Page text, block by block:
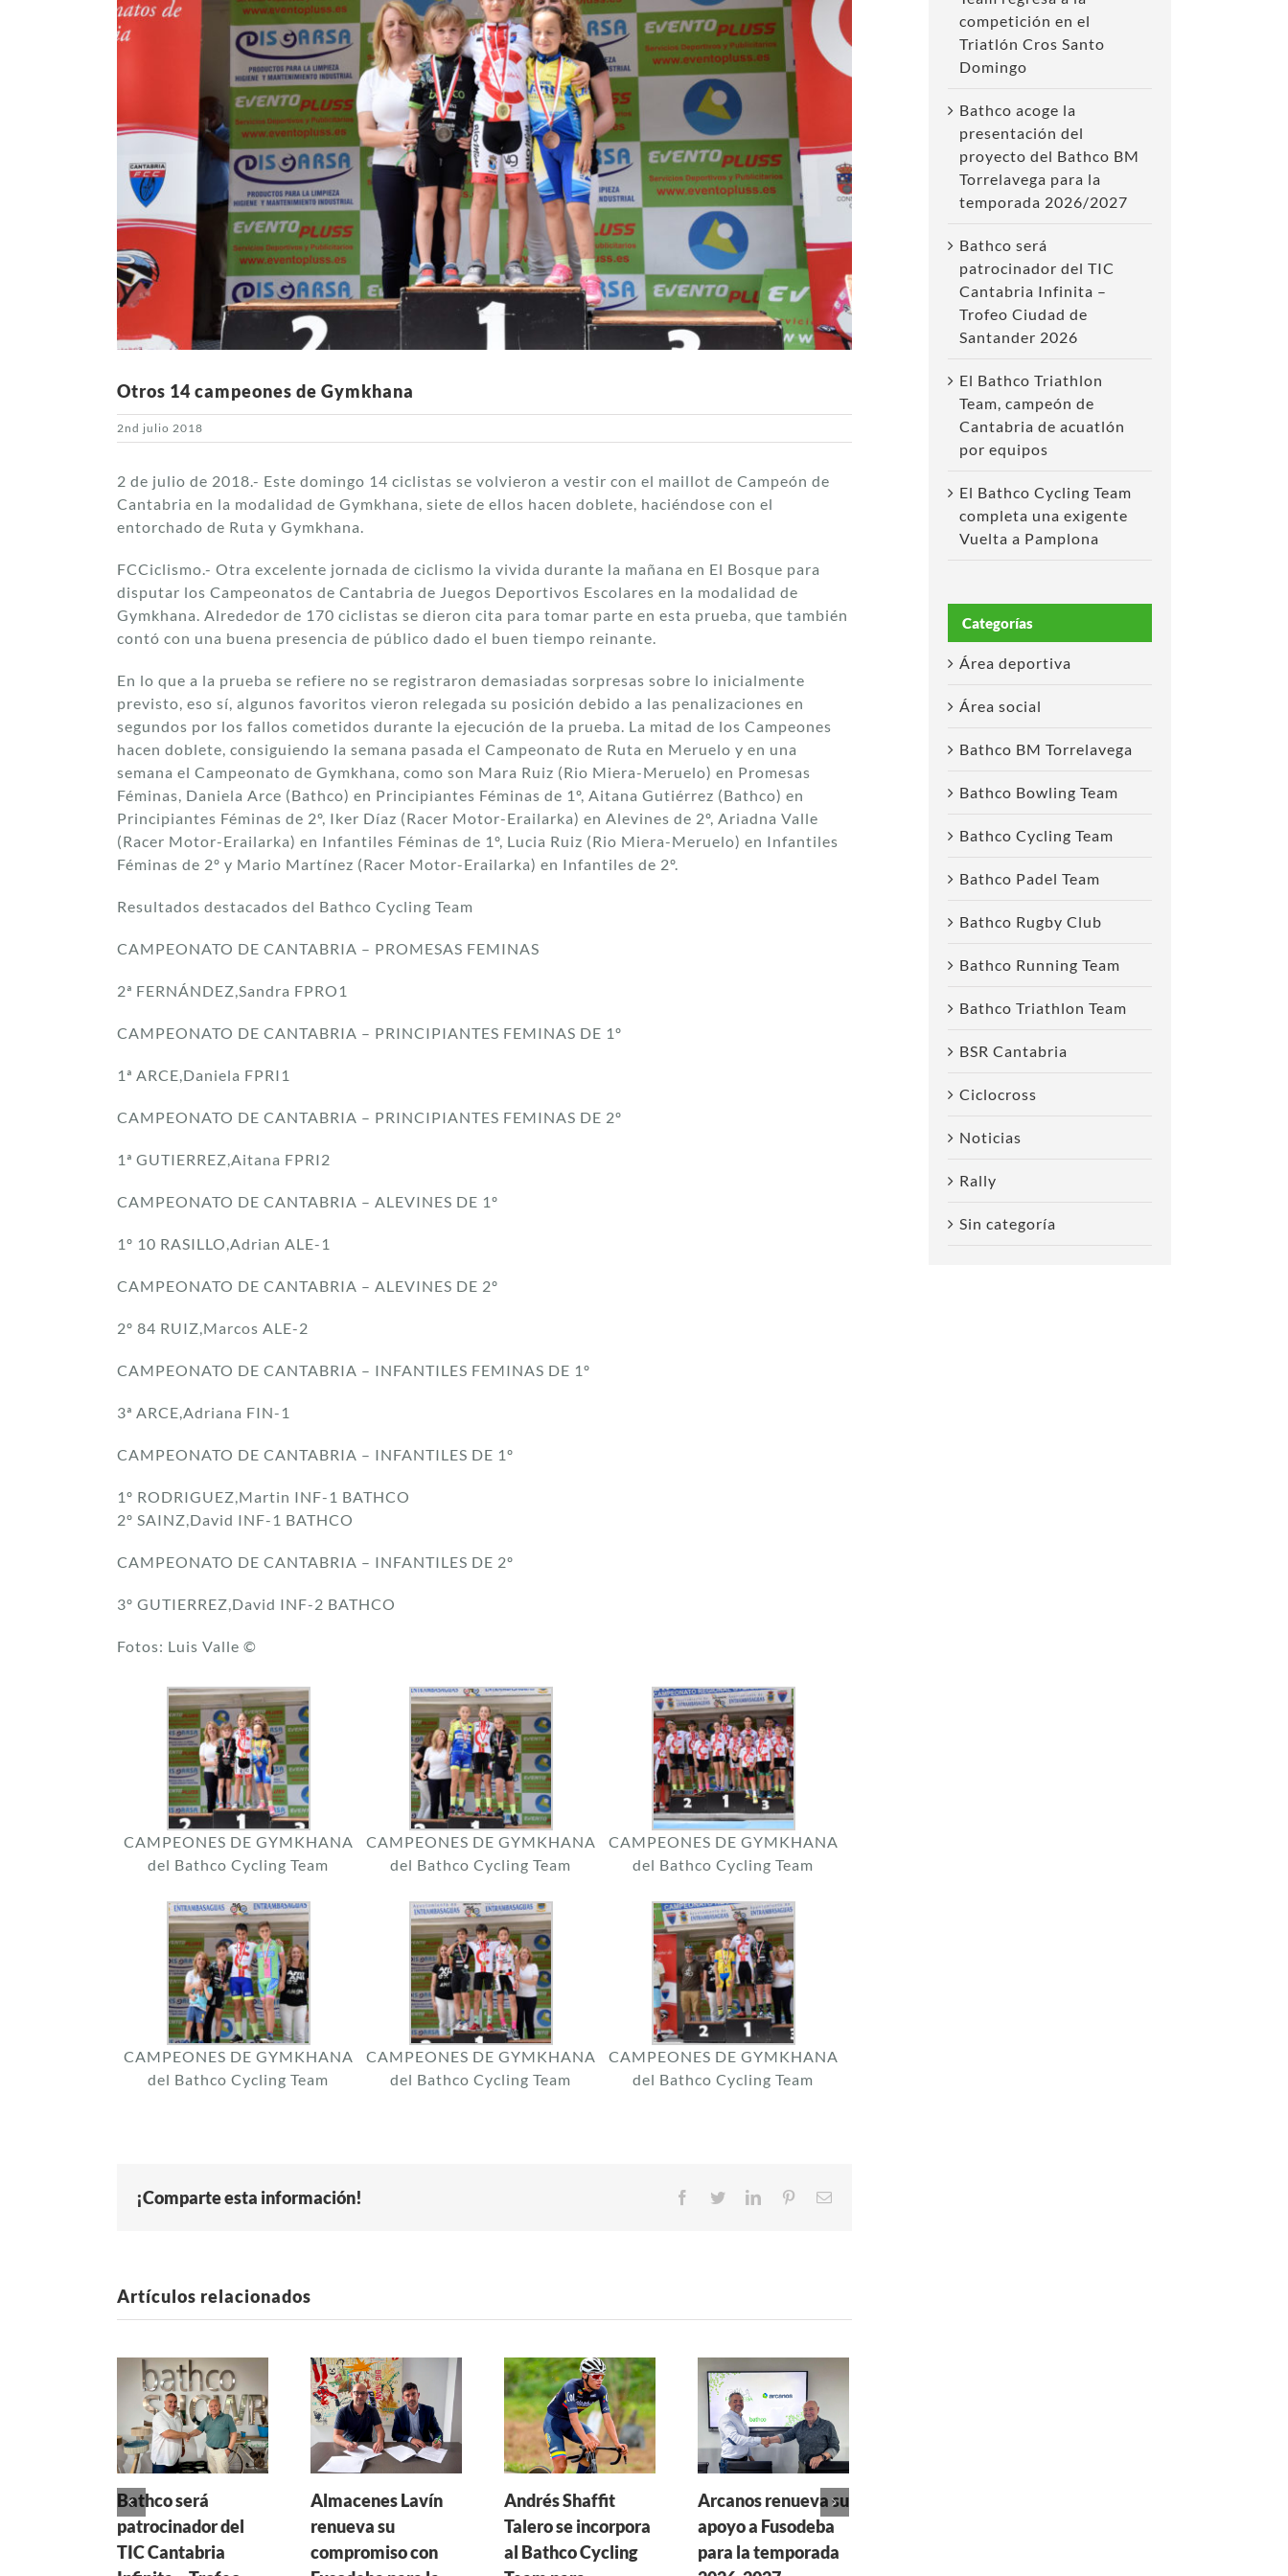
Otros 14 campeones de Gymkhana
2nd julio 2018
2 de julio de 2018.- Este domingo 14 ciclistas se volvieron a vestir con el maillot de Campeón de
Cantabria en la modalidad de Gymkhana, siete de ellos hacen doblete, haciéndose con el
entorchado de Ruta y Gymkhana.
FCCiclismo.- Otra excelente jornada de ciclismo la vivida durante la mañana en El Bosque para
disputar los Campeonatos de Cantabria de Juegos Deportivos Escolares en la modalidad de
Gymkhana. Alrededor de 170 ciclistas se dieron cita para tomar parte en esta prueba, que también
contó con una buena presencia de público dado el buen tiempo reinante.
En lo que a la prueba se refiere no se registraron demasiadas sorpresas sobre lo inicialmente
previsto, eso sí, algunos favoritos vieron relegada su posición debido a las penalizaciones en
segundos por los fallos cometidos durante la ejecución de la prueba. La mitad de los Campeones
hacen doblete, consiguiendo la semana pasada el Campeonato de Ruta en Meruelo y en una
semana el Campeonato de Gymkhana, como son Mara Ruiz (Rio Miera-Meruelo) en Promesas
Féminas, Daniela Arce (Bathco) en Principiantes Féminas de 1º, Aitana Gutiérrez (Bathco) en
Principiantes Féminas de 2º, Iker Díaz (Racer Motor-Erailarka) en Alevines de 2º, Ariadna Valle
(Racer Motor-Erailarka) en Infantiles Féminas de 1º, Lucia Ruiz (Rio Miera-Meruelo) en Infantiles
Féminas de 2º y Mario Martínez (Racer Motor-Erailarka) en Infantiles de 2º.
Resultados destacados del Bathco Cycling Team
CAMPEONATO DE CANTABRIA – PROMESAS FEMINAS
2ª FERNÁNDEZ,Sandra FPRO1
CAMPEONATO DE CANTABRIA – PRINCIPIANTES FEMINAS DE 1º
1ª ARCE,Daniela FPRI1
CAMPEONATO DE CANTABRIA – PRINCIPIANTES FEMINAS DE 2º
1ª GUTIERREZ,Aitana FPRI2
CAMPEONATO DE CANTABRIA – ALEVINES DE 1º
1º 10 RASILLO,Adrian ALE-1
CAMPEONATO DE CANTABRIA – ALEVINES DE 2º
2º 84 RUIZ,Marcos ALE-2
CAMPEONATO DE CANTABRIA – INFANTILES FEMINAS DE 1º
3ª ARCE,Adriana FIN-1
CAMPEONATO DE CANTABRIA – INFANTILES DE 1º
1º RODRIGUEZ,Martin INF-1 BATHCO
2º SAINZ,David INF-1 BATHCO
CAMPEONATO DE CANTABRIA – INFANTILES DE 2º
3º GUTIERREZ,David INF-2 BATHCO
Fotos: Luis Valle ©
CAMPEONES DE GYMKHANA
del Bathco Cycling Team
CAMPEONES DE GYMKHANA
del Bathco Cycling Team
CAMPEONES DE GYMKHANA
del Bathco Cycling Team
CAMPEONES DE GYMKHANA
del Bathco Cycling Team
CAMPEONES DE GYMKHANA
del Bathco Cycling Team
CAMPEONES DE GYMKHANA
del Bathco Cycling Team
¡Comparte esta información! Facebook
TwitterLinkedInPinterest
Artículos relacionados
Bathco será
patrocinador del
TIC Cantabria
Almacenes Lavín
renueva su
compromiso con
Andrés Shaffit
Talero se incorpora
al Bathco Cycling
Arcanos renueva su
apoyo a Fusodeba
para la temporada
competición en el
Triatlón Cros Santo
Domingo
Bathco acoge la
presentación del
proyecto del Bathco BM
Torrelavega para la
temporada 2026/2027
Bathco será
patrocinador del TIC
Cantabria Infinita –
Trofeo Ciudad de
Santander 2026
El Bathco Triathlon
Team, campeón de
Cantabria de acuatlón
por equipos
El Bathco Cycling Team
completa una exigente
Vuelta a Pamplona
Categorías
Área deportiva
Área social
Bathco BM Torrelavega
Bathco Bowling Team
Bathco Cycling Team
Bathco Padel Team
Bathco Rugby Club
Bathco Running Team
Bathco Triathlon Team
BSR Cantabria
Ciclocross
Noticias
Rally
Sin categoría